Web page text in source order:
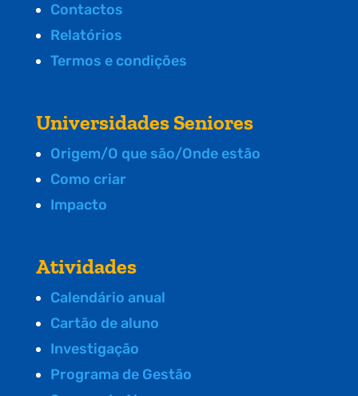
Contactos
Relatórios
Termos e condições
Universidades Seniores
Origem/O que são/Onde estão
Como criar
Impacto
Atividades
Calendário anual
Cartão de aluno
Investigação
Programa de Gestão